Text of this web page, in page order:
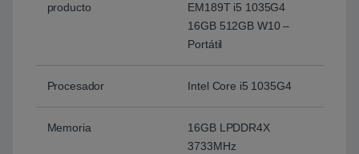
producto
EM189T i5 1035G4
16GB 512GB W10 –
Portátil
Procesador Intel Core i5 1035G4
Memoria
16GB LPDDR4X
3733MHz